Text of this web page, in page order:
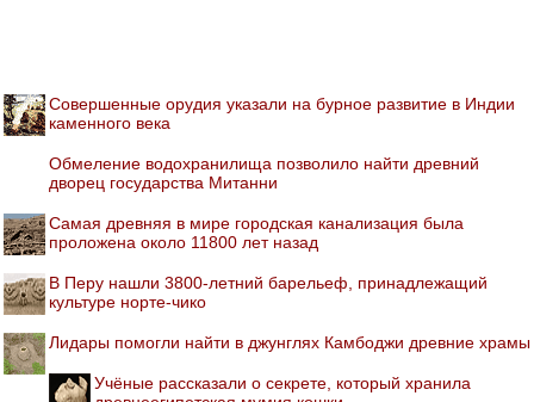
Совершенные орудия указали на бурное развитие в Индии
каменного века
Обмеление водохранилища позволило найти древний
дворец государства Митанни
Самая древняя в мире городская канализация была
проложена около 11800 лет назад
В Перу нашли 3800-летний барельеф, принадлежащий
культуре норте-чико
Лидары помогли найти в джунглях Камбоджи древние храмы
Учёные рассказали о секрете, который хранила